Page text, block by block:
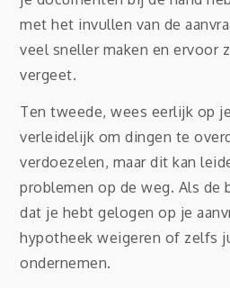
met het invullen van de
veel sneller maken en ervoor
vergeet.
Ten tweede, wees eerlijk op
verleidelijk om dingen te
verdoezelen, maar dit kan
problemen op de weg. Als de
dat je hebt gelogen op je
hypotheek weigeren of zelfs
ondernemen.